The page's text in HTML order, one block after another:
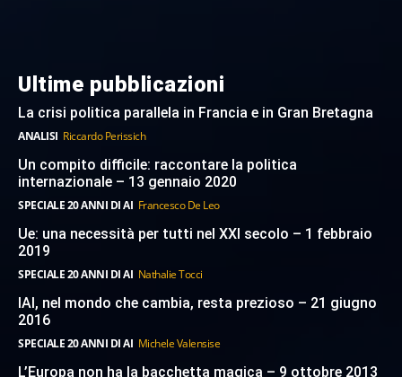
Ultime pubblicazioni
La crisi politica parallela in Francia e in Gran Bretagna
ANALISI Riccardo Perissich
Un compito difficile: raccontare la politica
internazionale – 13 gennaio 2020
SPECIALE 20 ANNI DI AI Francesco De Leo
Ue: una necessità per tutti nel XXI secolo – 1 febbraio
2019
SPECIALE 20 ANNI DI AI Nathalie Tocci
IAI, nel mondo che cambia, resta prezioso – 21 giugno
2016
SPECIALE 20 ANNI DI AI Michele Valensise
L’Europa non ha la bacchetta magica – 9 ottobre 2013